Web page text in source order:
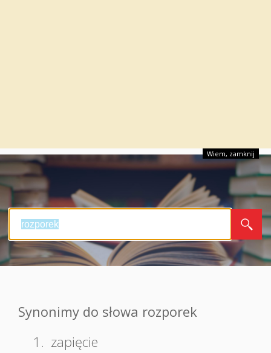
Wiem, zamknij
Synonimy do słowa rozporek
1. zapięcie